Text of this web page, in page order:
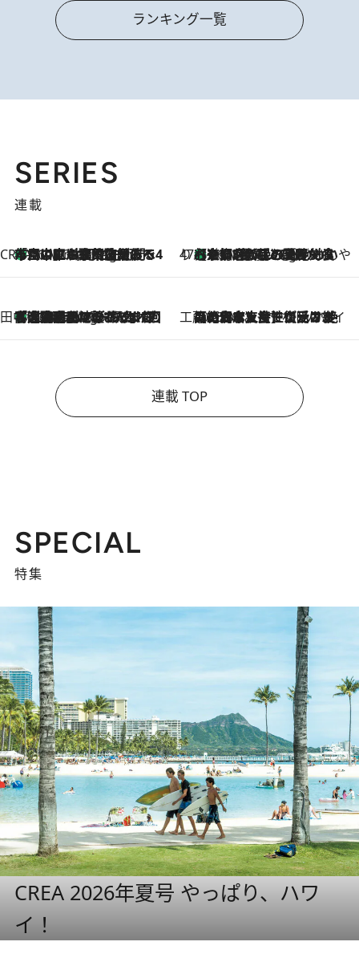
ランキング一覧
SERIES
連載
CREA'S CHOICE
46 Minutes Ago
「立川にも歌舞伎があるんだよ」 片岡仁左衛門・市川中車ら豪華座組みで4年目の立川立飛歌舞伎へ 47都道府県の手みやげ ひんやりスイーツで夏を満喫
46 Minutes Ago
【京都府】この夏絶対食べたい 冷やしておいしいおやつ3選 ひと口目から心を掴む新緑のテリーヌ
田中稲の勝手に再ブーム
5 Hours Ago
「湘南乃風に憧れて」観客大盛上がりの“タオル回し”に、ラッパー顔負けの高速歌唱まで…さだまさし（74）のアグレッシブすぎる現在地 工藤まやのおもてなしハワイ
2026.8.6
【ハワイ土産】ローカルの絶大な支持で復活！ 絶品の幻クッキー《元ファンの日本人女性が受け継いだ名店》
連載 TOP
SPECIAL
特集
CREA 2026年夏号 やっぱり、ハワ
イ！